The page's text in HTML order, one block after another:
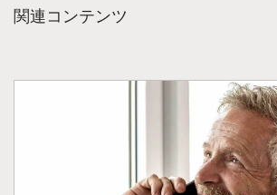
関連コンテンツ